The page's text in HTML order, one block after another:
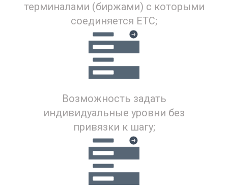
терминалами (биржами) с которыми
соединяется ЕТС;
Возможность задать
индивидуальные уровни без
привязки к шагу;